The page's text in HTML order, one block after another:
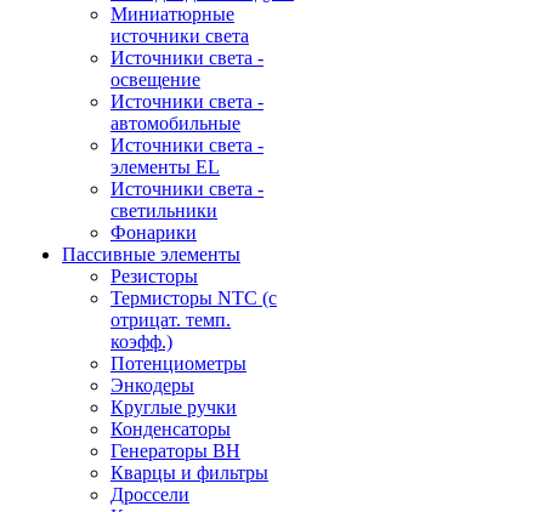
Миниатюрные
источники света
Источники света -
освещение
Источники света -
автомобильные
Источники света -
элементы EL
Источники света -
светильники
Фонарики
Пассивные элементы
Резисторы
Термисторы NTC (с
отрицат. темп.
коэфф.)
Потенциометры
Энкодеры
Круглые ручки
Конденсаторы
Генераторы ВН
Кварцы и фильтры
Дроссели